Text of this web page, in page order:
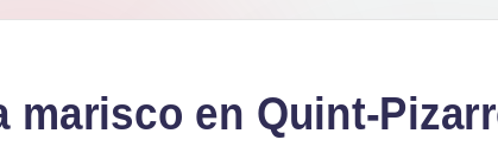
marisco en Quint-